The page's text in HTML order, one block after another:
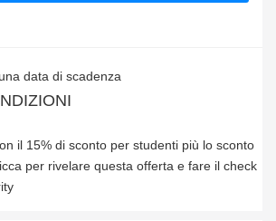
data di scadenza
il 15% di sconto per studenti più lo sconto
per rivelare questa offerta e fare il check